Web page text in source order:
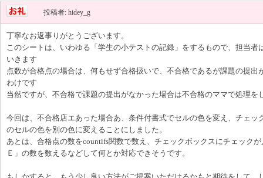
投稿者: hidey_g
丁寧なお返事りがとうございます。
このシートは、いわゆる「学生の小テストの記録」をするもので、担当者
いきます
点数が合格点の場合は、何もせず合格扱いで、不合格であるが課題の提出
わけです
当然ですが、不合格で課題の提出がなかった場合は不合格のママで処理を
今回は、不合格店エあった場合あ、条件付書式でセルの色を変え、チェッ
のセルの色を別の色に変えることにしました。
あとは、合格点の数をcountifs関数で数え、チェックボックスにチェック
Ｅ」の数を数えるなどして何とか対応できそうです。
もしかすると、もう少し良い方法がご提案いただけるかもと期待をして、